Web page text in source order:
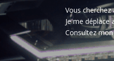
Vous cherchez
Je me
Consultez